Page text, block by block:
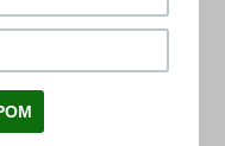
PRESSÃO